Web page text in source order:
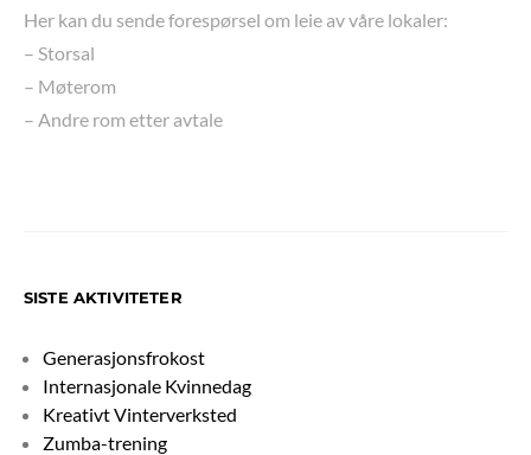
Her kan du sende forespørsel om leie av våre lokaler:
– Storsal
– Møterom
– Andre rom etter avtale
SISTE AKTIVITETER
Generasjonsfrokost
Internasjonale Kvinnedag
Kreativt Vinterverksted
Zumba-trening